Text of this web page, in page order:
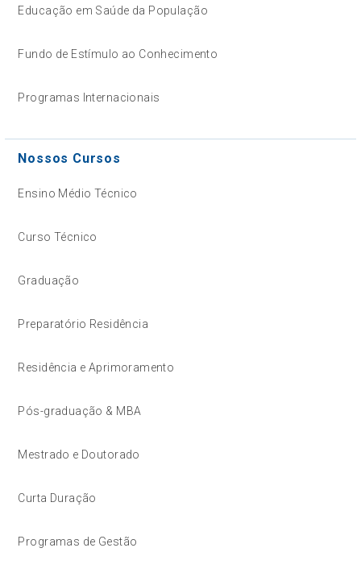
Educação em Saúde da População
Fundo de Estímulo ao Conhecimento
Programas Internacionais
Nossos Cursos
Ensino Médio Técnico
Curso Técnico
Graduação
Preparatório Residência
Residência e Aprimoramento
Pós-graduação & MBA
Mestrado e Doutorado
Curta Duração
Programas de Gestão